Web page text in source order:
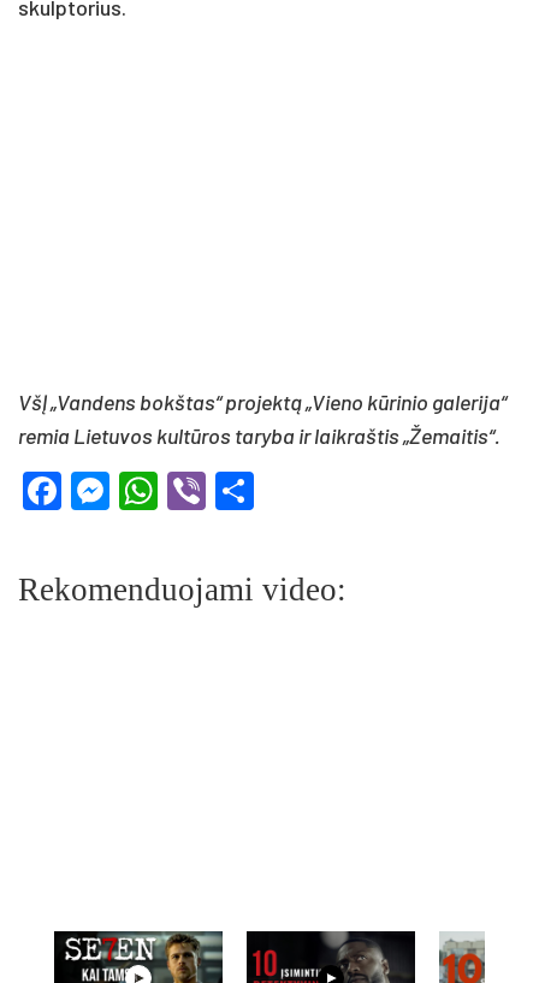
skulptorius.
VšĮ „Vandens bokštas“ projektą „Vieno kūrinio galerija“
remia Lietuvos kultūros taryba ir laikraštis „Žemaitis“.
Facebook
Messenger
WhatsApp
Viber
Rekomenduojami video: